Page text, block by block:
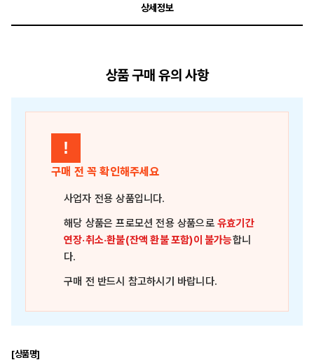
상세정보
상품 구매 유의 사항
!
구매 전 꼭 확인해주세요
사업자 전용 상품입니다.
해당 상품은프로모션 전용 상품으로유효기간
연장·취소·환불(잔액 환불 포함)이 불가능합니
다.
구매 전 반드시 참고하시기 바랍니다.
[상품명]